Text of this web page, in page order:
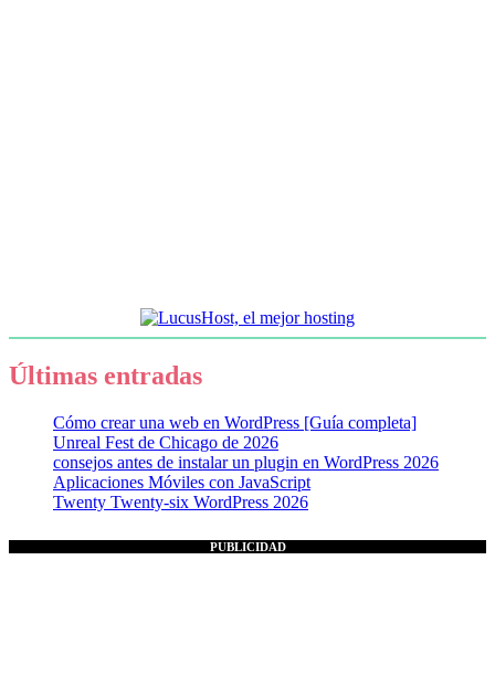
Últimas entradas
Cómo crear una web en WordPress [Guía completa]
Unreal Fest de Chicago de 2026
consejos antes de instalar un plugin en WordPress 2026
Aplicaciones Móviles con JavaScript
Twenty Twenty-six WordPress 2026
PUBLICIDAD